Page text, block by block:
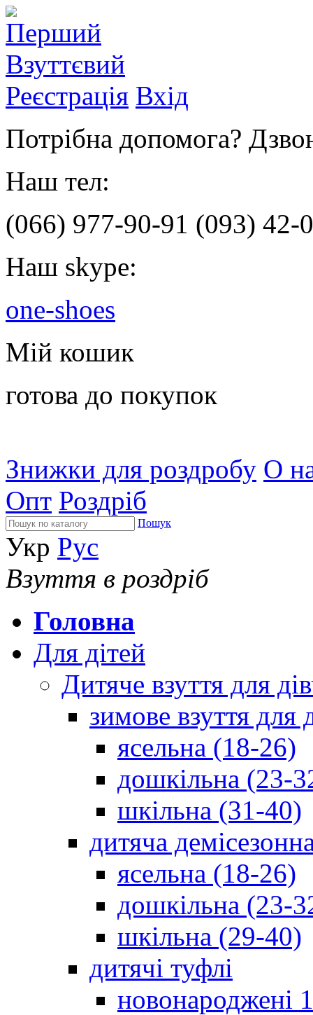
Реєстрація Вхід
Потрібна допомога?
Наш тел:
(066) 977-90-91 (093) 42-
Наш skype:
one-shoes
Мій кошик
готова до покупок
Знижки для роздробу О
Опт Роздріб
Пошук
Укр Рус
Взуття в роздріб
Головна
Для дітей
Дитяче взуття для
зимове взуття для
ясельна (18-26)
дошкільна (23-
шкільна (31-40)
дитяча
ясельна (18-26)
дошкільна (23-
шкільна (29-40)
дитячі туфлі
новонароджені